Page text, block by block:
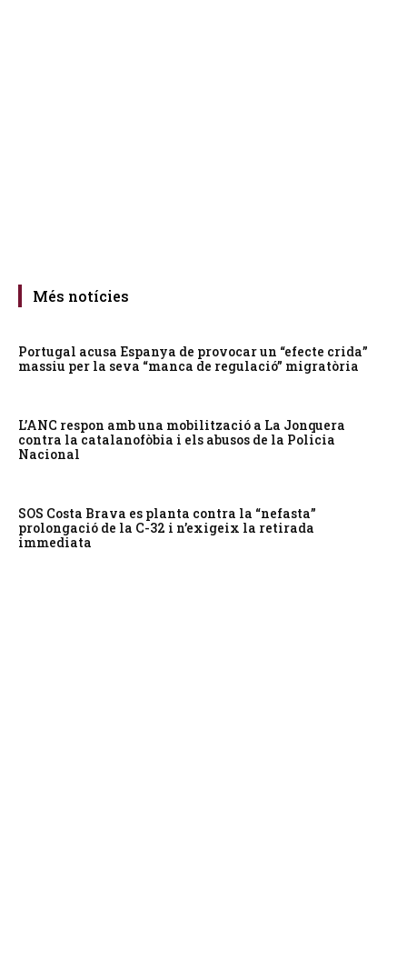
Més notícies
Portugal acusa Espanya de provocar un “efecte crida”
massiu per la seva “manca de regulació” migratòria
L’ANC respon amb una mobilització a La Jonquera
contra la catalanofòbia i els abusos de la Policia
Nacional
SOS Costa Brava es planta contra la “nefasta”
prolongació de la C-32 i n’exigeix la retirada
immediata